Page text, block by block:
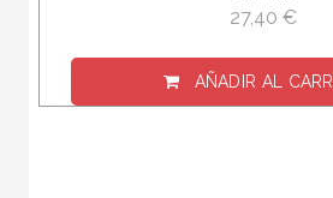
27,40 €
AÑADIR AL